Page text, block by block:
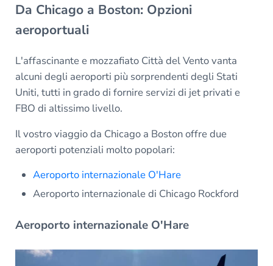
Da Chicago a Boston: Opzioni
aeroportuali
L'affascinante e mozzafiato Città del Vento vanta
alcuni degli aeroporti più sorprendenti degli Stati
Uniti, tutti in grado di fornire servizi di jet privati e
FBO di altissimo livello.
Il vostro viaggio da Chicago a Boston offre due
aeroporti potenziali molto popolari:
Aeroporto internazionale O'Hare
Aeroporto internazionale di Chicago Rockford
Aeroporto internazionale O'Hare